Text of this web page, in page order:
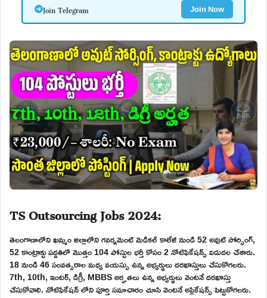
Join Telegram Join Now
TS Outsourcing Jobs 2024:
తెలంగాణాలోని ఖమ్మం జిల్లాలోని గవర్నమెంట్ మెడికల్ కాలేజీ నుండి 52 అవుట్ సోర్సింగ్,
52 కాంట్రాక్టు పద్దతిలో మొత్తం 104 పోస్టుల భర్తీ కోసం 2 నోటిఫికేషన్స్ విడుదల చేశారు.
18 నుండి 46 సంవత్సరాల మధ్య వయస్సు ఉన్న అభ్యర్థులు దరఖాస్తులు చేసుకోగలరు.
7th, 10th, ఇంటర్, డిగ్రీ, MBBS అర్హతలు ఉన్న అభ్యర్థులు వెంటనే దరఖాస్తు
చేసుకోవాలి. నోటిఫికేషన్ లోని పూర్తి సమాచారం చూసి వెంటనే అప్లికేషన్స్ పెట్టుకోగలరు.